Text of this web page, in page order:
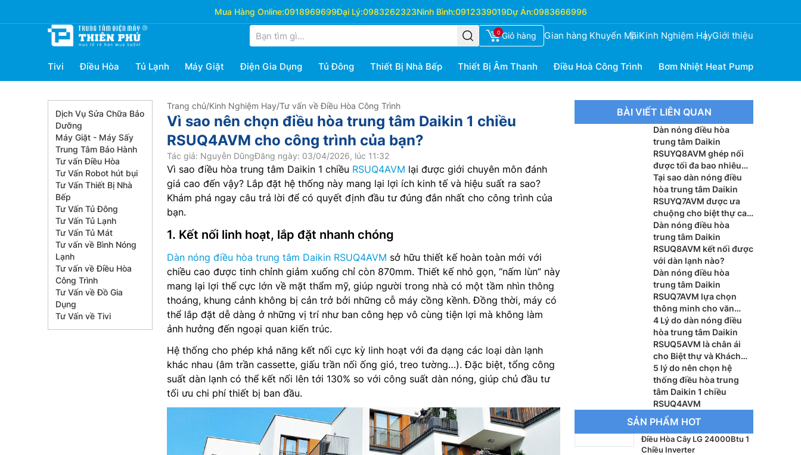
Mua Hàng Online:0918969699Đại Lý:0983262323Ninh Bình:0912339019Dự Án:0983666996
0 Giỏ hàng Gian hàng Khuyến MãiKinh Nghiệm HayGiới thiệu
Tivi Điều Hòa Tủ Lạnh Máy Giặt Điện Gia Dụng Tủ Đông Thiết Bị Nhà Bếp Thiết Bị Âm Thanh Điều Hoà Công Trình Bơm Nhiệt Heat Pump
Dịch Vụ Sửa Chữa Bảo
Dưỡng
Máy Giặt - Máy Sấy
Trung Tâm Bảo Hành
Tư vấn Điều Hòa
Tư Vấn Robot hút bụi
Tư Vấn Thiết Bị Nhà
Bếp
Tư Vấn Tủ Đông
Tư Vấn Tủ Lạnh
Tư Vấn Tủ Mát
Tư vấn về Bình Nóng
Lạnh
Tư vấn về Điều Hòa
Công Trình
Tư Vấn về Đồ Gia
Dụng
Tư Vấn về Tivi
Trang chủ/Kinh Nghiệm Hay/Tư vấn về Điều Hòa Công Trình
Vì sao nên chọn điều hòa trung tâm Daikin 1 chiều
RSUQ4AVM cho công trình của bạn?
Tác giả: Nguyễn DũngĐăng ngày: 03/04/2026, lúc 11:32
Vì sao điều hòa trung tâm Daikin 1 chiều RSUQ4AVM lại được giới chuyên môn đánh
giá cao đến vậy? Lắp đặt hệ thống này mang lại lợi ích kinh tế và hiệu suất ra sao?
Khám phá ngay câu trả lời để có quyết định đầu tư đúng đắn nhất cho công trình của
bạn.
1. Kết nối linh hoạt, lắp đặt nhanh chóng
Dàn nóng điều hòa trung tâm Daikin RSUQ4AVM sở hữu thiết kế hoàn toàn mới với
chiều cao được tinh chỉnh giảm xuống chỉ còn 870mm. Thiết kế nhỏ gọn, “nấm lùn” này
mang lại lợi thế cực lớn về mặt thẩm mỹ, giúp người trong nhà có một tầm nhìn thông
thoáng, khung cảnh không bị cản trở bởi những cỗ máy cồng kềnh. Đồng thời, máy có
thể lắp đặt dễ dàng ở những vị trí như ban công hẹp vô cùng tiện lợi mà không làm
ảnh hưởng đến ngoại quan kiến trúc.
Hệ thống cho phép khả năng kết nối cực kỳ linh hoạt với đa dạng các loại dàn lạnh
khác nhau (âm trần cassette, giấu trần nối ống gió, treo tường…). Đặc biệt, tổng công
suất dàn lạnh có thể kết nối lên tới 130% so với công suất dàn nóng, giúp chủ đầu tư
tối ưu chi phí thiết bị ban đầu.
BÀI VIẾT LIÊN QUAN
Dàn nóng điều hòa
trung tâm Daikin
RSUYQ8AVM ghép nối
được tối đa bao nhiêu
dàn lạnh?
Tại sao dàn nóng điều
hòa trung tâm Daikin
RSUYQ7AVM được ưa
chuộng cho biệt thự cao
cấp?
Dàn nóng điều hòa
trung tâm Daikin
RSUQ8AVM kết nối được
với dàn lạnh nào?
Dàn nóng điều hòa
trung tâm Daikin
RSUQ7AVM lựa chọn
thông minh cho văn
phòng vừa và nhỏ
4 Lý do dàn nóng điều
hòa trung tâm Daikin
RSUQ5AVM là chân ái
cho Biệt thự và Khách
sạn
5 lý do nên chọn hệ
thống điều hòa trung
tâm Daikin 1 chiều
RSUQ4AVM
SẢN PHẨM HOT
Điều Hòa Cây LG 24000Btu 1
Chiều Inverter